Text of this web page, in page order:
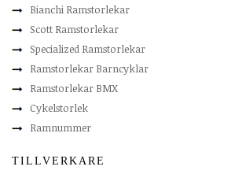
Bianchi Ramstorlekar
Scott Ramstorlekar
Specialized Ramstorlekar
Ramstorlekar Barncyklar
Ramstorlekar BMX
Cykelstorlek
Ramnummer
TILLVERKARE